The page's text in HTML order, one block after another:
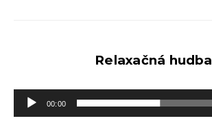
Relaxačná hudba
Audio
prehrávač
00:00